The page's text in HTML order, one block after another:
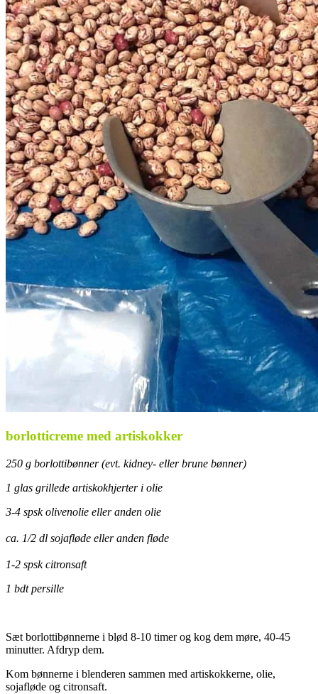
borlotticreme med artiskokker
250 g borlottibønner (evt. kidney- eller brune bønner)
1 glas grillede artiskokhjerter i olie
3-4 spsk olivenolie eller anden olie
ca. 1/2 dl sojafløde eller anden fløde
1-2 spsk citronsaft
1 bdt persille
Sæt borlottibønnerne i blød 8-10 timer og kog dem møre, 40-45
minutter. Afdryp dem.
Kom bønnerne i blenderen sammen med artiskokkerne, olie,
sojafløde og citronsaft.